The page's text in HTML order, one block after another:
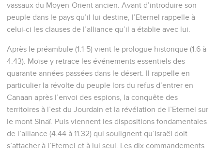
vassaux du Moyen-Orient ancien. Avant d’introduire son
peuple dans le pays qu’il lui destine, l’Eternel rappelle à
celui-ci les clauses de l’alliance qu’il a établie avec lui.
Après le préambule (1.1-5) vient le prologue historique (1.6 à
4.43). Moïse y retrace les événements essentiels des
quarante années passées dans le désert. Il rappelle en
particulier la révolte du peuple lors du refus d’entrer en
Canaan après l’envoi des espions, la conquête des
territoires à l’est du Jourdain et la révélation de l’Eternel sur
le mont Sinaï. Puis viennent les dispositions fondamentales
de l’alliance (4.44 à 11.32) qui soulignent qu’Israël doit
s’attacher à l’Eternel et à lui seul. Les dix commandements